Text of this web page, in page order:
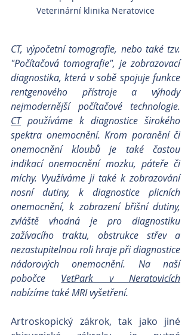
Veterinární klinika Neratovice
CT, výpočetní tomografie, nebo také tzv.
"Počítačová tomografie", je zobrazovací
diagnostika, která v sobě spojuje funkce
rentgenového přístroje a výhody
CT používáme k diagnostice širokého
spektra onemocnění. Krom poranění či
onemocnění kloubů je také častou
indikací onemocnění mozku, páteře či
míchy. Využíváme ji také k zobrazování
nosní dutiny, k diagnostice plicních
onemocnění, k zobrazení břišní dutiny,
zvláště vhodná je pro diagnostiku
zažívacího traktu, obstrukce střev a
nezastupitelnou roli hraje při diagnostice
nádorových onemocnění. Na naší
pobočce VetPark v Neratovicích
nabízíme také MRI vyšetření.
Artroskopický zákrok, tak jako jiné